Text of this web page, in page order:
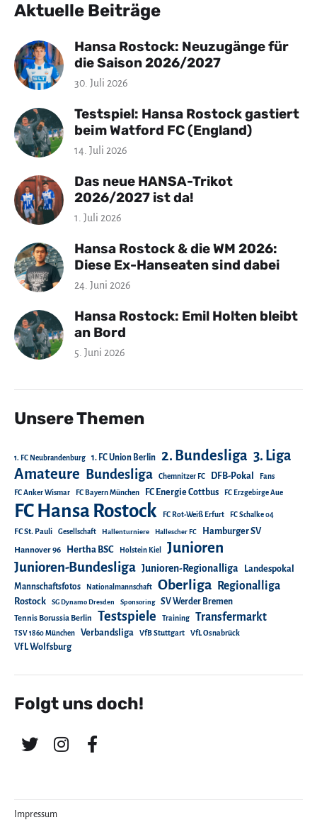
Aktuelle Beiträge
Hansa Rostock: Neuzugänge für
die Saison 2026/2027
30. Juli 2026
Testspiel: Hansa Rostock gastiert
beim Watford FC (England)
14. Juli 2026
Das neue HANSA-Trikot
2026/2027 ist da!
1. Juli 2026
Hansa Rostock & die WM 2026:
Diese Ex-Hanseaten sind dabei
24. Juni 2026
Hansa Rostock: Emil Holten bleibt
an Bord
5. Juni 2026
Unsere Themen
1. FC Neubrandenburg 1. FC Union Berlin 2. Bundesliga 3. Liga
Amateure Bundesliga Chemnitzer FC DFB-Pokal Fans
FC Anker Wismar FC Bayern München FC Energie Cottbus FC Erzgebirge Aue
FC Hansa Rostock FC Rot-Weiß Erfurt FC Schalke 04
FC St. Pauli Gesellschaft Hallenturniere Hallescher FC Hamburger SV
Hannover 96 Hertha BSC Holstein Kiel Junioren
Junioren-Bundesliga Junioren-Regionalliga
Landespokal
Mannschaftsfotos
Nationalmannschaft Oberliga Regionalliga
Rostock SG Dynamo Dresden Sponsoring SV Werder Bremen
Tennis Borussia Berlin Testspiele Training Transfermarkt
TSV 1860 München Verbandsliga VfB Stuttgart VfL Osnabrück
VfL Wolfsburg
Folgt uns doch!
Impressum